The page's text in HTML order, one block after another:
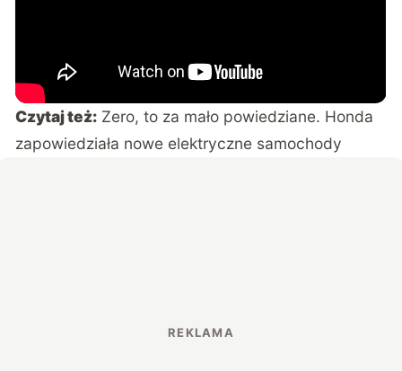
Czytaj też: Zero, to za mało powiedziane. Honda
zapowiedziała nowe elektryczne samochody